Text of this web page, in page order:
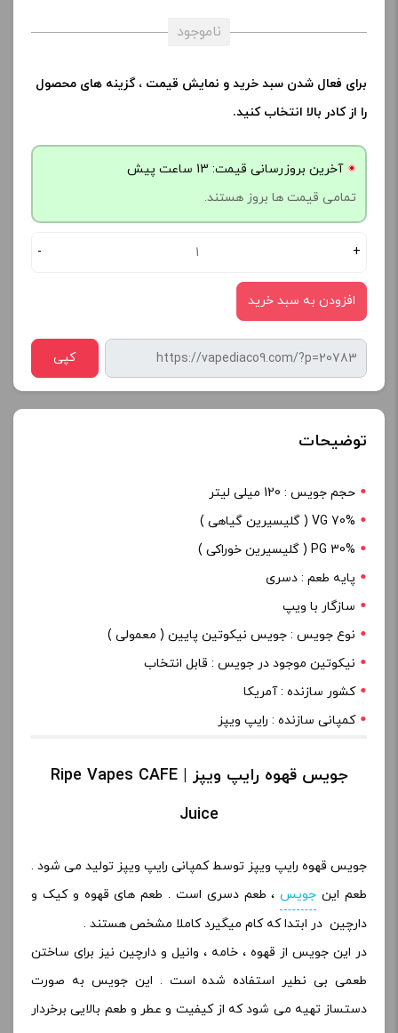
ناموجود
برای فعال شدن سبد خرید و نمایش قیمت ، گزینه های محصول
را از کادر بالا انتخاب کنید.
آخرین بروزرسانی قیمت: 13 ساعت پیش
تمامی قیمت ها بروز هستند.
- +
افزودن به سبد خرید
کپی
توضیحات
حجم جویس : 120 میلی لیتر
70% VG ( گلیسیرین گیاهی )
PG 30% ( گلیسیرین خوراکی )
پایه طعم : دسری
سازگار با ویپ
نوع جویس : جویس نیکوتین پایین ( معمولی )
نیکوتین موجود در جویس : قابل انتخاب
کشور سازنده : آمریکا
کمپانی سازنده : رایپ ویپز
جویس قهوه رایپ ویپز | Ripe Vapes CAFE
Juice
جویس قهوه رایپ ویپز توسط کمپانی رایپ ویپز تولید می شود .
طعم این جویس، طعم دسری است . طعم های قهوه و کیک و
دارچین در ابتدا که کام میگیرد کاملا مشخص هستند .
در این جویس از قهوه ، خامه ، وانیل و دارچین نیز برای ساختن
طعمی بی نطیر استفاده شده است . این جویس به صورت
دستساز تهیه می شود که از کیفیت و عطر و طعم بالایی برخردار